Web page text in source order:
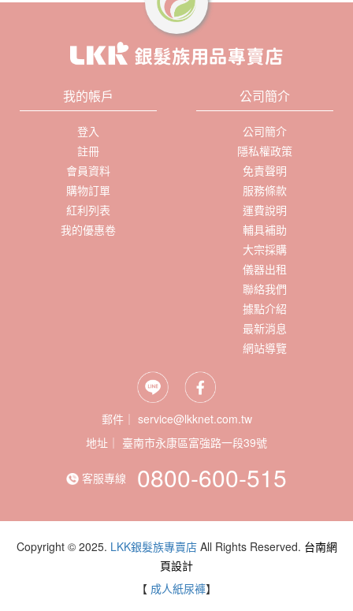
我的帳戶
登入
註冊
會員資料
購物訂單
紅利列表
我的優惠卷
公司簡介
公司簡介
隱私權政策
免責聲明
服務條款
運費說明
輔具補助
大宗採購
儀器出租
聯絡我們
據點介紹
最新消息
網站導覽
郵件｜ service@lkknet.com.tw
地址｜
客服專線 0800-600-515
Copyright © 2025. LKK銀髮族專賣店All Rights Reserved. 台南網
頁設計
【 成人紙尿褲】